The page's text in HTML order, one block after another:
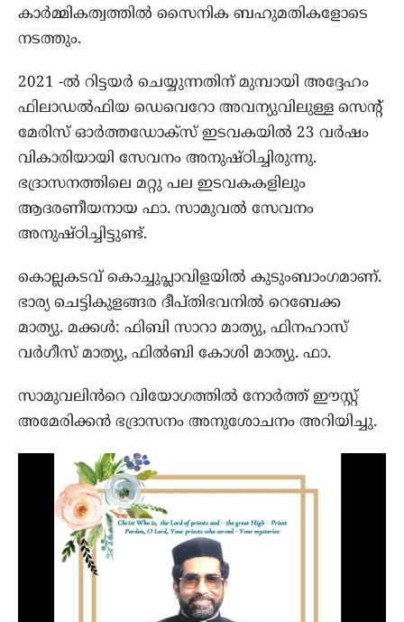
കാര്‍മ്മികത്വത്തില്‍ സൈനിക ബഹുമതികളോടെ
നടത്തും.
2021 -ൽ റിട്ടയർ ചെയ്യുന്നതിന് മുമ്പായി അദ്ദേഹം
ഫിലാഡൽഫിയ ഡെവെറോ അവന്യുവിലുള്ള സെന്റ്
മേരിസ് ഓർത്തഡോക്സ് ഇടവകയിൽ 23 വർഷം
വികാരിയായി സേവനം അനുഷ്ഠിച്ചിരുന്നു.
ഭദ്രാസനത്തിലെ മറ്റു പല ഇടവകകളിലും
ആദരണീയനായ ഫാ. സാമുവൽ സേവനം
അനുഷ്ഠിച്ചിട്ടുണ്ട്.
കൊല്ലകടവ് കൊച്ചുപ്ലാവിളയിൽ കുടുംബാംഗമാണ്.
ഭാര്യ ചെട്ടികുളങ്ങര ദീപ്തിഭവനിൽ റെബേക്ക
മാത്യു. മക്കൾ: ഫിബി സാറാ മാത്യു, ഫിനഹാസ്
വർഗീസ് മാത്യു, ഫിൽബി കോശി മാത്യു. ഫാ.
സാമുവലിൻറെ വിയോഗത്തിൽ നോർത്ത് ഈസ്റ്റ്
അമേരിക്കൻ ഭദ്രാസനം അനുശോചനം അറിയിച്ചു.